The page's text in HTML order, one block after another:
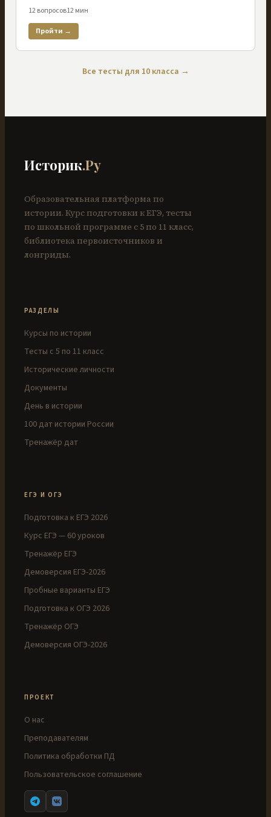
12вопросов12мин
Пройти →
Все тесты для 10класса →
Историк.Ру
Образовательная платформа по
истории. Курс подготовки к ЕГЭ, тесты
по школьной программе с 5 по 11 класс,
библиотека первоисточников и
лонгриды.
РАЗДЕЛЫ
Курсы по истории
Тесты с 5 по 11 класс
Исторические личности
Документы
День в истории
100 дат истории России
Тренажёр дат
ЕГЭ И ОГЭ
Подготовка к ЕГЭ 2026
Курс ЕГЭ — 60 уроков
Тренажёр ЕГЭ
Демоверсия ЕГЭ-2026
Пробные варианты ЕГЭ
Подготовка к ОГЭ 2026
Тренажёр ОГЭ
Демоверсия ОГЭ-2026
ПРОЕКТ
О нас
Преподавателям
Политика обработки ПД
Пользовательское соглашение